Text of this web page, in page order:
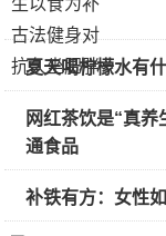
夏天喝柠檬水有
网红茶饮是“真
通食品
补铁有方：女性